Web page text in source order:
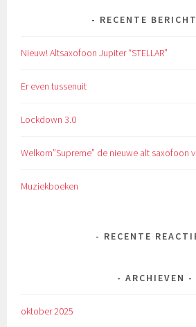
RECENTE
Nieuw! Altsaxofoon Jupiter “STELLAR”
Er even tussenuit
Lockdown 3.0
Welkom”Supreme” de nieuwe alt saxofoon
Muziekboeken
RECENTE
ARCHIEVEN
oktober 2025